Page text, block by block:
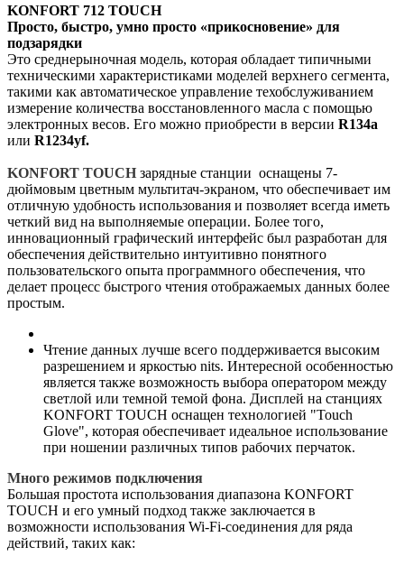
KONFORT 712 TOUCH
Просто, быстро, умно просто «прикосновение» для
подзарядки
Это среднерыночная модель, которая обладает типичными
техническими характеристиками моделей верхнего сегмента,
такими как автоматическое управление техобслуживанием
измерение количества восстановленного масла с помощью
электронных весов. Его можно приобрести в версии R134a
или R1234yf.
KONFORT TOUCH зарядные станции оснащены 7-
дюймовым цветным мультитач-экраном, что обеспечивает им
отличную удобность использования и позволяет всегда иметь
четкий вид на выполняемые операции. Более того,
инновационный графический интерфейс был разработан для
обеспечения действительно интуитивно понятного
пользовательского опыта программного обеспечения, что
делает процесс быстрого чтения отображаемых данных более
простым.
Чтение данных лучше всего поддерживается высоким
разрешением и яркостью nits. Интересной особенностью
является также возможность выбора оператором между
светлой или темной темой фона. Дисплей на станциях
KONFORT TOUCH оснащен технологией "Touch
Glove", которая обеспечивает идеальное использование
при ношении различных типов рабочих перчаток.
Много режимов подключения
Большая простота использования диапазона KONFORT
TOUCH и его умный подход также заключается в
возможности использования Wi-Fi-соединения для ряда
действий, таких как: